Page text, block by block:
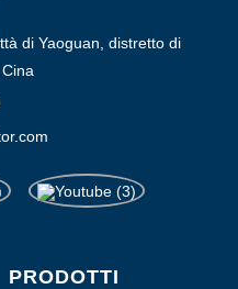
di Yaoguan, distretto di
PRODOTTI